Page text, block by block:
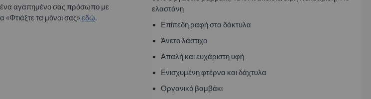
ελαστάνη
Επίπεδη ραφή στα δάκτυλα
Άνετο λάστιχο
Απαλή και ευχάριστη υφή
Ενισχυμένη φτέρνα και δάχτυλα
Οργανικό βαμβάκι
ένα αγαπημένο σας πρόσωπο με
«Φτιάξτε τα μόνοι σας» εδώ.